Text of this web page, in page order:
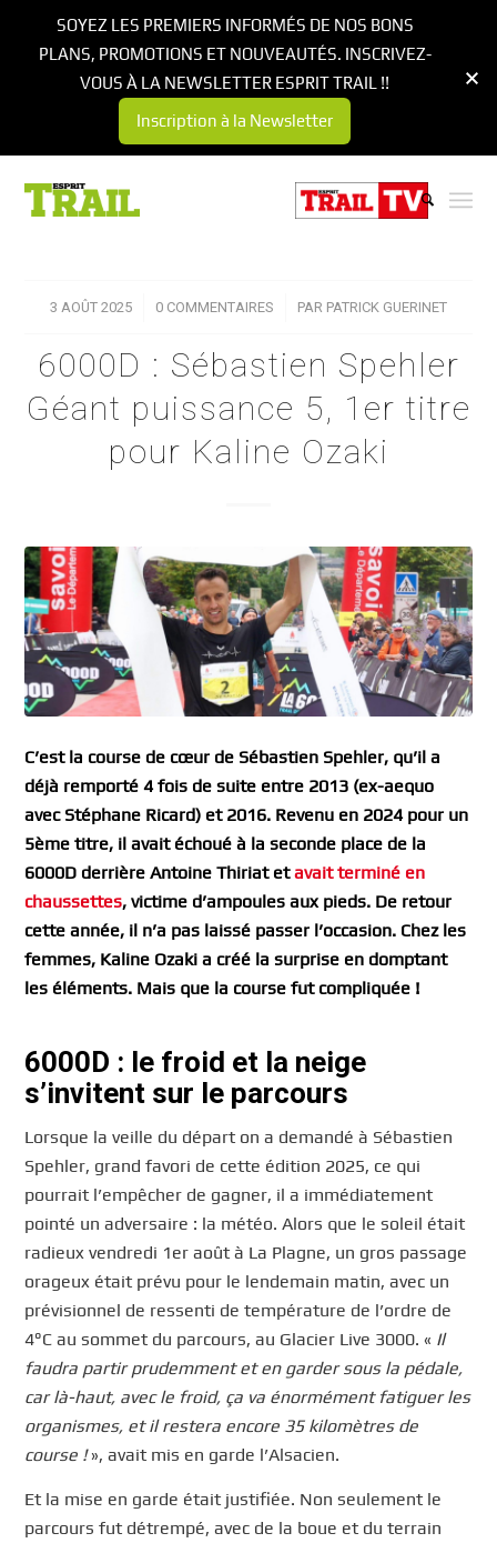
3 AOÛT 2025
/ 0 COMMENTAIRES
/ PAR PATRICK GUERINET
6000D : Sébastien Spehler
Géant puissance 5, 1er titre
pour Kaline Ozaki
C’est la course de cœur de Sébastien Spehler, qu’il a
déjà remporté 4 fois de suite entre 2013 (ex-aequo
avec Stéphane Ricard) et 2016. Revenu en 2024 pour un
5ème titre, il avait échoué à la seconde place de la
6000D derrière Antoine Thiriat etavait terminé en
chaussettes, victime d’ampoules aux pieds. De retour
cette année, il n’a pas laissé passer l’occasion. Chez les
femmes, Kaline Ozaki a créé la surprise en domptant
les éléments. Mais que la course fut compliquée !
6000D : le froid et la neige
s’invitent sur le parcours
Lorsque la veille du départ on a demandé à Sébastien
Spehler, grand favori de cette édition 2025, ce qui
pourrait l’empêcher de gagner, il a immédiatement
pointé un adversaire : la météo. Alors que le soleil était
radieux vendredi 1er août à La Plagne, un gros passage
orageux était prévu pour le lendemain matin, avec un
prévisionnel de ressenti de température de l’ordre de
4°C au sommet du parcours, au Glacier Live 3000. « Il
faudra partir prudemment et en garder sous la pédale,
car là-haut, avec le froid, ça va énormément fatiguer les
organismes, et il restera encore 35 kilomètres de
course !», avait mis en garde l’Alsacien.
Et la mise en garde était justifiée. Non seulement le
parcours fut détrempé, avec de la boue et du terrain
SOYEZ LES PREMIERS INFORMÉS DE NOS BONS
PLANS, PROMOTIONS ET NOUVEAUTÉS. INSCRIVEZ-
VOUS À LA NEWSLETTER ESPRIT TRAIL !!
Inscription à la Newsletter